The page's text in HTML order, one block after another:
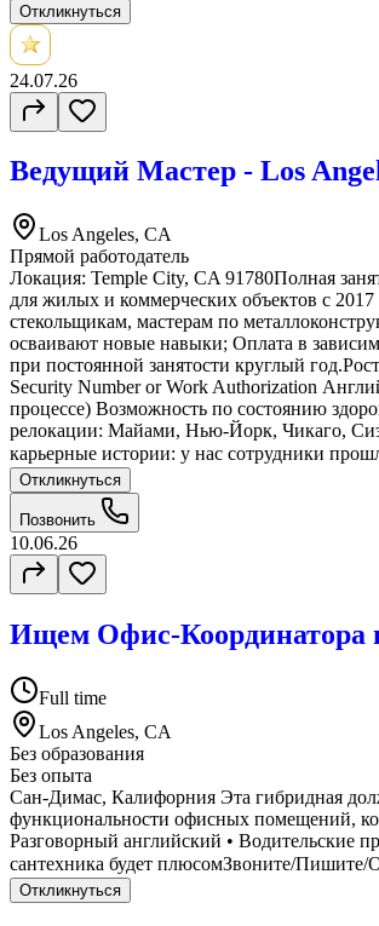
Откликнуться
24.07.26
Ведущий Мастер - Los
Los Angeles, CA
Прямой работодатель
Локация: Temple City, CA 91780Полная
для жилых и коммерческих объектов с
стекольщикам, мастерам по
осваивают новые навыки; Оплата в
при постоянной занятости круглый
Security Number or Work Authorization
процессе) Возможность по состоянию
релокации: Майами, Нью-Йорк, Чикаго,
карьерные истории: у нас сотрудники
Откликнуться
Позвонить
10.06.26
Ищем Офис-
Full time
Los Angeles, CA
Без образования
Без опыта
Сан-Димас, Калифорния Эта гибридная
функциональности офисных помещений,
Разговорный английский • Водительские
сантехника будет плюсомЗвоните/Пишите/
Откликнуться